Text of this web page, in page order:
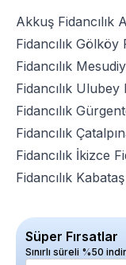
Akkuş Fidancılık
Fidancılık Gölköy
Fidancılık
Fidancılık Ulubey
Fidancılık
Fidancılık
Fidancılık İkizce
Fidancılık Kabataş
Süper Fırsatlar
Sınırlı süreli %50